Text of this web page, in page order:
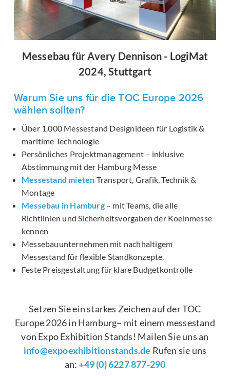
Messebau für Avery Dennison - LogiMat
2024, Stuttgart
Warum Sie uns für die TOC Europe 2026
wählen sollten?
Über 1.000 Messestand Designideen für Logistik &
maritime Technologie
Persönliches Projektmanagement – inklusive
Abstimmung mit der Hamburg Messe
Messestand mieten Transport, Grafik, Technik &
Montage
Messebau in Hamburg– mit Teams, die alle
Richtlinien und Sicherheitsvorgaben der Koelnmesse
kennen
Messebauunternehmen mit nachhaltigem
Messestand für flexible Standkonzepte.
Feste Preisgestaltung für klare Budgetkontrolle
Setzen Sie ein starkes Zeichen auf der TOC
Europe 2026 in Hamburg– mit einem messestand
von Expo Exhibition Stands! Mailen Sie uns an
info@expoexhibitionstands.de Rufen sie uns
an:+49 (0) 6227 877-290